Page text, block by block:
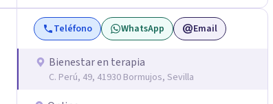
Teléfono WhatsApp Email
Bienestar en terapia
C. Perú, 49, 41930 Bormujos, Sevilla